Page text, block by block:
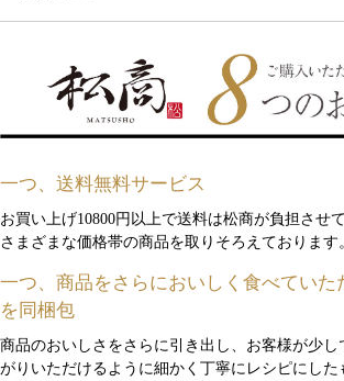
一つ、送料無料サービス
お買い上げ10800円以上で送料は松商が負担させ
さまざまな価格帯の商品を取りそろえております。
一つ、商品をさらにおいしく食べていた
を同梱包
商品のおいしさをさらに引き出し、お客様が少
がりいただけるように細かく丁寧にレシピにし